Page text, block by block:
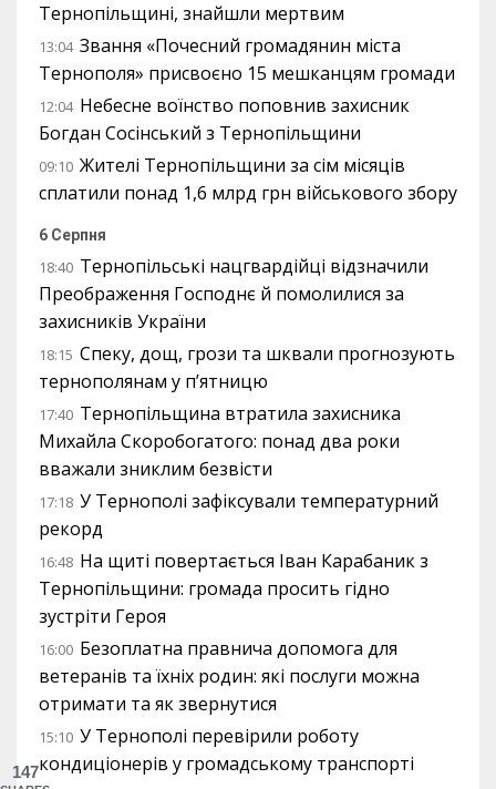
Тернопільщині, знайшли мертвим
13:04 Звання «Почесний громадянин міста
Тернополя» присвоєно 15 мешканцям громади
12:04 Небесне воїнство поповнив захисник
Богдан Сосінський з Тернопільщини
09:10 Жителі Тернопільщини за сім місяців
сплатили понад 1,6 млрд грн військового збору
6 Серпня
18:40 Тернопільські нацгвардійці відзначили
Преображення Господнє й помолилися за
захисників України
18:15 Спеку, дощ, грози та шквали прогнозують
тернополянам у п’ятницю
17:40 Тернопільщина втратила захисника
Михайла Скоробогатого: понад два роки
вважали зниклим безвісти
17:18 У Тернополі зафіксували температурний
рекорд
16:48 На щиті повертається Іван Карабаник з
Тернопільщини: громада просить гідно
зустріти Героя
16:00 Безоплатна правнича допомога для
ветеранів та їхніх родин: які послуги можна
отримати та як звернутися
15:10 У Тернополі перевірили роботу
кондиціонерів у громадському транспорті
147